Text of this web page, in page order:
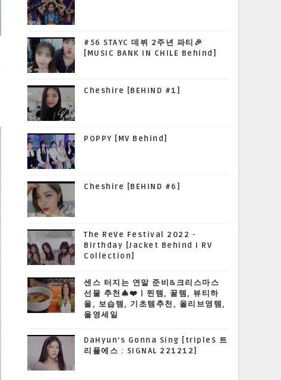
#56 STAYC 데뷔 2주년 파티🎉
[MUSIC BANK IN CHILE Behind]
Cheshire [BEHIND #1]
POPPY [MV Behind]
Cheshire [BEHIND #6]
The ReVe Festival 2022 -
Birthday [Jacket Behind I RV
Collection]
센스 터지는 연말 준비&크리스마스
선물 추천🎄❤️ | 찐템, 꿀템, 뷰티하
울, 보습템, 기초템추천, 올리브영템,
올영세일
DaHyun’s Gonna Sing [tripleS 트
리플에스 : SIGNAL 221212]